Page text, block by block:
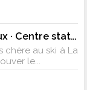
Appartement chaleureux et lumineux · Centre station · Balcon - 6 pers. - 51m2 - TV
chère au ski à La
le...